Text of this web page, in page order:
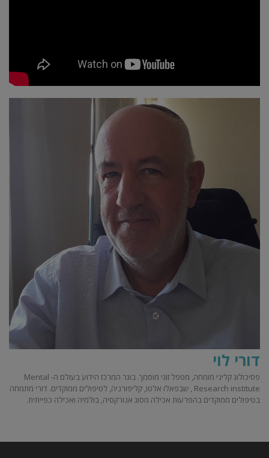
דורי לוי
פסיכולוג קליני מומחה, מטפל זוגי מוסמך. בוגר המרכז הידוע בעולם ה- Mental
Research institute , שבפאלו אלטו, קליפורניה, לטיפולים ממוקדים. דורי מתמחה
בטיפולים ממוקדים בהפרעות אכילה מסוג אנורקסיה, בולמיה ואכילה כפייתית.